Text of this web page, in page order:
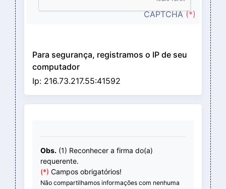
CAPTCHA(*)
Para segurança, registramos o IP de seu
computador
Ip: 216.73.217.55:41592
Obs. (1) Reconhecer a firma do(a)
requerente.
(*) Campos obrigatórios!
Não compartilhamos informações com nenhuma